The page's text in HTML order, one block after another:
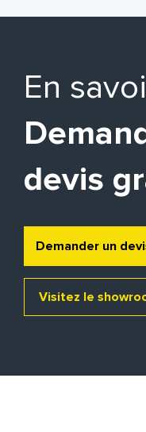
En
devis
Demander un
Visitez le